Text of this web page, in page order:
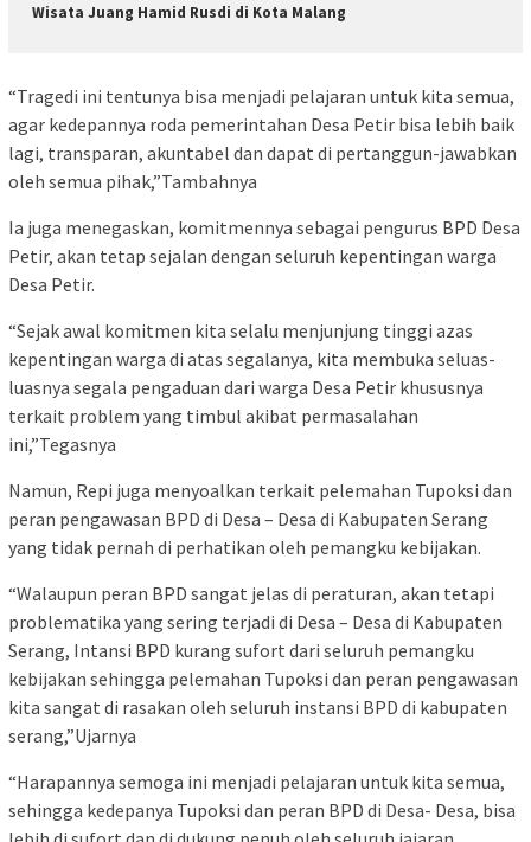
Wisata Juang Hamid Rusdi di Kota Malang
“Tragedi ini tentunya bisa menjadi pelajaran untuk kita semua,
agar kedepannya roda pemerintahan Desa Petir bisa lebih baik
lagi, transparan, akuntabel dan dapat di pertanggun-jawabkan
oleh semua pihak,”Tambahnya
Ia juga menegaskan, komitmennya sebagai pengurus BPD Desa
Petir, akan tetap sejalan dengan seluruh kepentingan warga
Desa Petir.
“Sejak awal komitmen kita selalu menjunjung tinggi azas
kepentingan warga di atas segalanya, kita membuka seluas-
luasnya segala pengaduan dari warga Desa Petir khususnya
terkait problem yang timbul akibat permasalahan
ini,”Tegasnya
Namun, Repi juga menyoalkan terkait pelemahan Tupoksi dan
peran pengawasan BPD di Desa – Desa di Kabupaten Serang
yang tidak pernah di perhatikan oleh pemangku kebijakan.
“Walaupun peran BPD sangat jelas di peraturan, akan tetapi
problematika yang sering terjadi di Desa – Desa di Kabupaten
Serang, Intansi BPD kurang sufort dari seluruh pemangku
kebijakan sehingga pelemahan Tupoksi dan peran pengawasan
kita sangat di rasakan oleh seluruh instansi BPD di kabupaten
serang,”Ujarnya
“Harapannya semoga ini menjadi pelajaran untuk kita semua,
sehingga kedepanya Tupoksi dan peran BPD di Desa- Desa, bisa